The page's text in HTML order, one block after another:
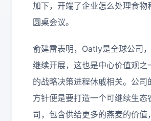
加下，开端了企业怎么处理食物
圆桌会议。
俞建雷表明，Oatly是全球公司
继续开展，这也是中心价值观之
的战略决策进程休戚相关。公司
方针便是要打造一个可继续生态
司，包含供给更多的燕麦的价值